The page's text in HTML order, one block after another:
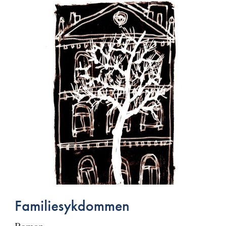
Familiesykdommen